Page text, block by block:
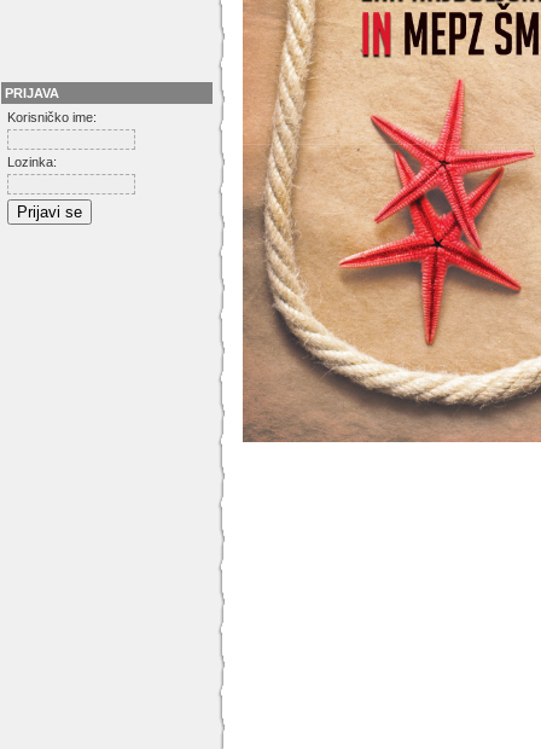
PRIJAVA
Korisničko ime:
Lozinka: